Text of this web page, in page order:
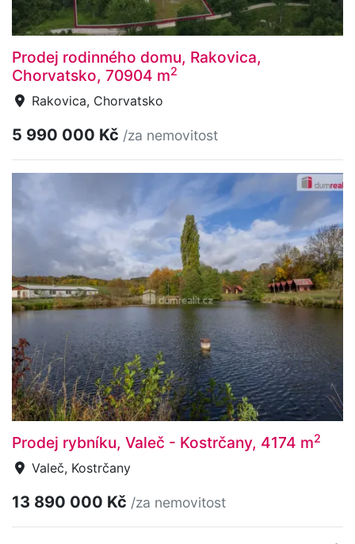
Prodej rodinného domu, Rakovica,
Chorvatsko, 70904 m2
Rakovica, Chorvatsko
5 990 000 Kč /za nemovitost
Prodej rybníku, Valeč - Kostrčany, 4174 m2
Valeč, Kostrčany
13 890 000 Kč /za nemovitost